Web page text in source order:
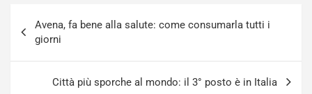
articoli
Avena, fa bene alla salute: come consumarla tutti i
giorni
Città più sporche al mondo: il 3° posto è in Italia